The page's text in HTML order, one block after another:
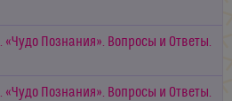
Познания». Вопросы и Ответы.
Познания». Вопросы и Ответы.